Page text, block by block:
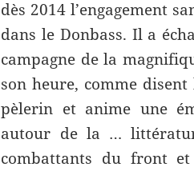
dès 2014 l’engagement
dans le Donbass. Il a
campagne de la
son heure, comme
pèlerin et anime une
autour de la …
combattants du front